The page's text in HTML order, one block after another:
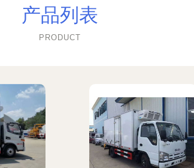
产品列表
PRODUCT